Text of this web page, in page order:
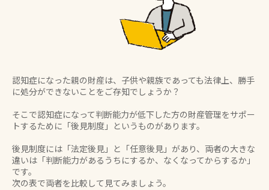
認知症になった親の財産は、子供や親族であっても法律上、勝手
に処分ができないことをご存知でしょうか？
そこで認知症になって判断能力が低下した方の財産管理をサポー
トするために「後見制度」というものがあります。
後見制度には「法定後見」と「任意後見」があり、両者の大きな
違いは「判断能力があるうちにするか、なくなってからするか」
です。
次の表で両者を比較して見てみましょう。